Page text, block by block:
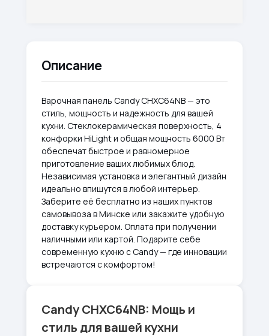
Описание
Варочная панель Candy CHXC64NB — это
стиль, мощность и надежность для вашей
кухни. Стеклокерамическая поверхность, 4
конфорки HiLight и общая мощность 6000 Вт
обеспечат быстрое и равномерное
приготовление ваших любимых блюд.
Независимая установка и элегантный дизайн
идеально впишутся в любой интерьер.
Заберите её бесплатно из наших пунктов
самовывоза в Минске или закажите удобную
доставку курьером. Оплата при получении
наличными или картой. Подарите себе
современную кухню с Candy — где инновации
встречаются с комфортом!
Candy CHXC64NB: Мощь и
стиль для вашей кухни